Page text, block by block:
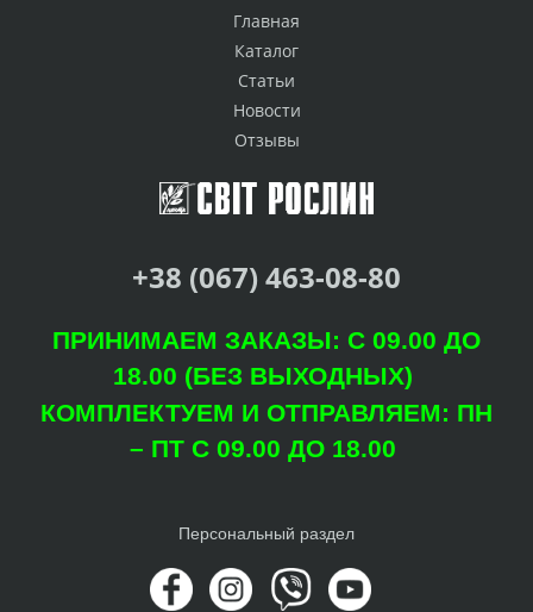
Главная
Каталог
Статьи
Новости
Отзывы
+38 (067) 463-08-80
ПРИНИМАЕМ ЗАКАЗЫ: С 09.00 ДО
18.00 (БЕЗ ВЫХОДНЫХ)
КОМПЛЕКТУЕМ И ОТПРАВЛЯЕМ: ПН
– ПТ С 09.00 ДО 18.00
Персональный раздел